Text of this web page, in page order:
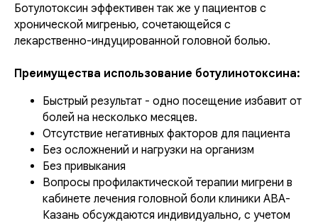
Ботулотоксин эффективен так же у пациентов с
хронической мигренью, сочетающейся с
лекарственно-индуцированной головной болью.
Преимущества использование ботулинотоксина:
Быстрый результат - одно посещение избавит от
болей на несколько месяцев.
Отсутствие негативных факторов для пациента
Без осложнений и нагрузки на организм
Без привыкания
Вопросы профилактической терапии мигрени в
кабинете лечения головной боли клиники АВА-
Казань обсуждаются индивидуально, с учетом